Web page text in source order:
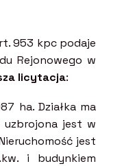
953 kpc podaje
Rejonowego w
licytacja:
ha. Działka ma
uzbrojona jest w
jest
i budynkiem